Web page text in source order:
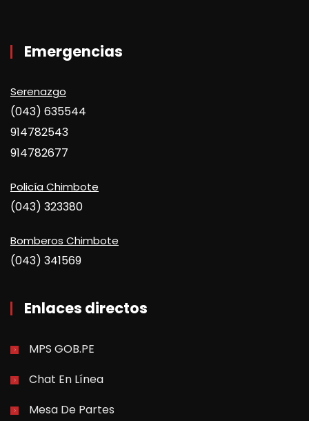
Emergencias
Serenazgo
(043) 635544
914782543
914782677
Policía Chimbote
(043) 323380
Bomberos Chimbote
(043) 341569
Enlaces directos
MPS GOB.PE
Chat En Línea
Mesa De Partes